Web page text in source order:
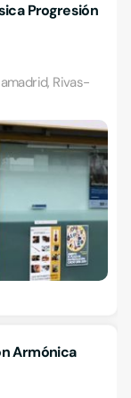
Progresión
Rivas-
Armónica